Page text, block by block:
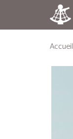
Accueil